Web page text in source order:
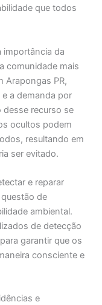
que todos
importância da
comunidade mais
Arapongas PR,
a demanda por
desse recurso se
ocultos podem
resultando em
ser evitado.
e reparar
de
ambiental.
de detecção
garantir que os
consciente e
e